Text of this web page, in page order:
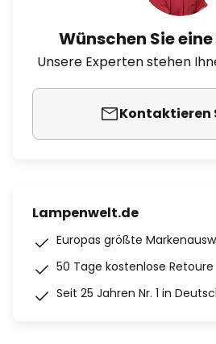
Wünschen Sie
Unsere Experten stehen
Kontaktieren
Lampenwelt.de
Europas größte
50 Tage kostenlose Retoure
Seit 25 Jahren Nr. 1 in